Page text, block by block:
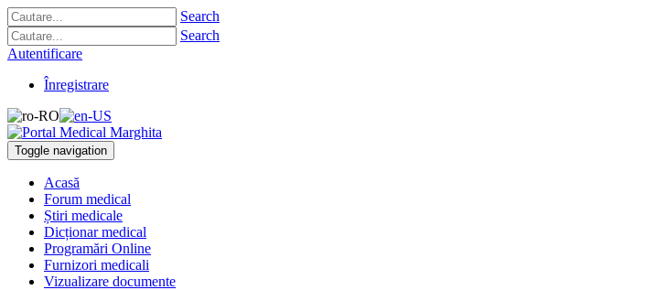
Search
Search
Autentificare
Înregistrare
Toggle navigation
Acasă
Forum medical
Știri medicale
Dicționar medical
Programări Online
Furnizori medicali
Vizualizare documente